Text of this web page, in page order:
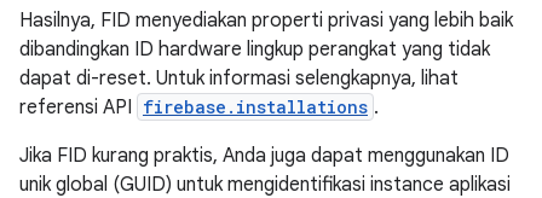
Hasilnya, FID menyediakan properti privasi yang lebih baik
dibandingkan ID hardware lingkup perangkat yang tidak
dapat di-reset. Untuk informasi selengkapnya, lihat
referensi API firebase.installations .
Jika FID kurang praktis, Anda juga dapat menggunakan ID
unik global (GUID) untuk mengidentifikasi instance aplikasi